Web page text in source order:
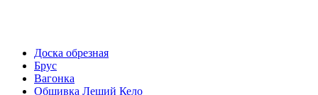
Доска обрезная
Брус
Вагонка
Обшивка Леший Кело